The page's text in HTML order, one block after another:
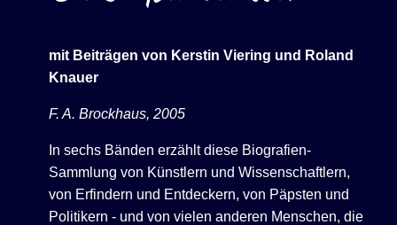
mit Beiträgen von Kerstin Viering und Roland
Knauer
F. A. Brockhaus, 2005
In sechs Bänden erzählt diese Biografien-
Sammlung von Künstlern und Wissenschaftlern,
von Erfindern und Entdeckern, von Päpsten und
Politikern - und von vielen anderen Menschen, die